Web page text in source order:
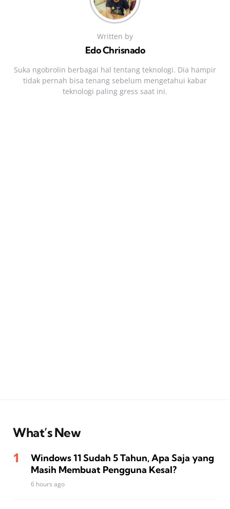
Written by
Edo Chrisnado
Suka ngobrolin berbagai hal tentang teknologi. Dia hampir
tidak pernah bisa tenang sebelum mengetahui kabar
teknologi paling gress saat ini.
What’s New
Windows 11 Sudah 5 Tahun, Apa Saja yang
Masih Membuat Pengguna Kesal?
6 hours ago